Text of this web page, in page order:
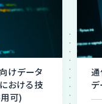
けデータ
おける技
可)